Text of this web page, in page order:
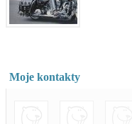
Moje kontakty